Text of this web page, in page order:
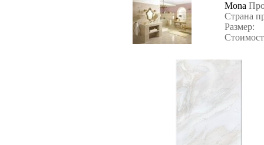
Mona
Страна
Размер: